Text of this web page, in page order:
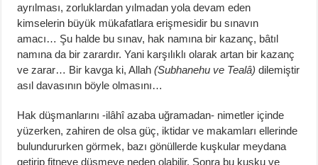
ayrılması, zorluklardan yılmadan yola devam eden
kimselerin büyük mükafatlara erişmesidir bu sınavın
amacı… Şu halde bu sınav, hak namına bir kazanç, bâtıl
namına da bir zarardır. Yani karşılıklı olarak artan bir kazanç
ve zarar… Bir kavga ki, Allah(Subhanehu ve Tealâ) dilemiştir
asıl davasının böyle olmasını…
Hak düşmanlarını -ilâhî azaba uğramadan- nimetler içinde
yüzerken, zahiren de olsa güç, iktidar ve makamları ellerinde
bulundururken görmek, bazı gönüllerde kuşkular meydana
getirip fitneye düşmeye neden olabilir. Sonra bu kuşku ve